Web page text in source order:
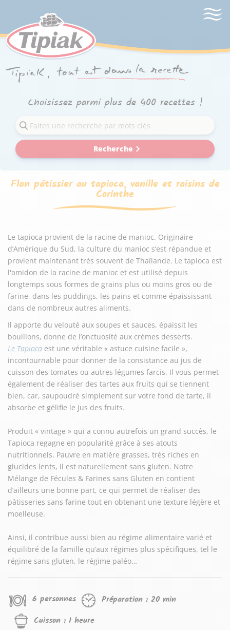
Choisissez parmi plus de 400 recettes !
Recherche
Flan pâtissier au tapioca, vanille et raisins de
Corinthe
Le tapioca provient de la racine de manioc. Originaire
d’Amérique du Sud, la culture du manioc s’est répandue et
provient maintenant très souvent de Thaïlande. Le tapioca est
l'amidon de la racine de manioc et est utilisé depuis
longtemps sous formes de grains plus ou moins gros ou de
farine, dans les puddings, les pains et comme épaississant
dans de nombreux autres aliments.
Il apporte du velouté aux soupes et sauces, épaissit les
bouillons, donne de l’onctuosité aux crèmes desserts.
Le Tapioca est une véritable « astuce cuisine facile »,
incontournable pour donner de la consistance au jus de
cuisson des tomates ou autres légumes farcis. Il vous permet
également de réaliser des tartes aux fruits qui se tiennent
bien, car, saupoudré simplement sur votre fond de tarte, il
absorbe et gélifie le jus des fruits.
Produit « vintage » qui a connu autrefois un grand succès, le
Tapioca regagne en popularité grâce à ses atouts
nutritionnels. Pauvre en matière grasses, très riches en
glucides lents, il est naturellement sans gluten. Notre
Mélange de Fécules & Farines sans Gluten en contient
d’ailleurs une bonne part, ce qui permet de réaliser des
pâtisseries sans farine tout en obtenant une texture légère et
moelleuse.
Ainsi, il contribue aussi bien au régime alimentaire varié et
équilibré de la famille qu’aux régimes plus spécifiques, tel le
régime sans gluten, le régime paléo…
6 personnes Préparation : 20 min
Cuisson : 1 heure